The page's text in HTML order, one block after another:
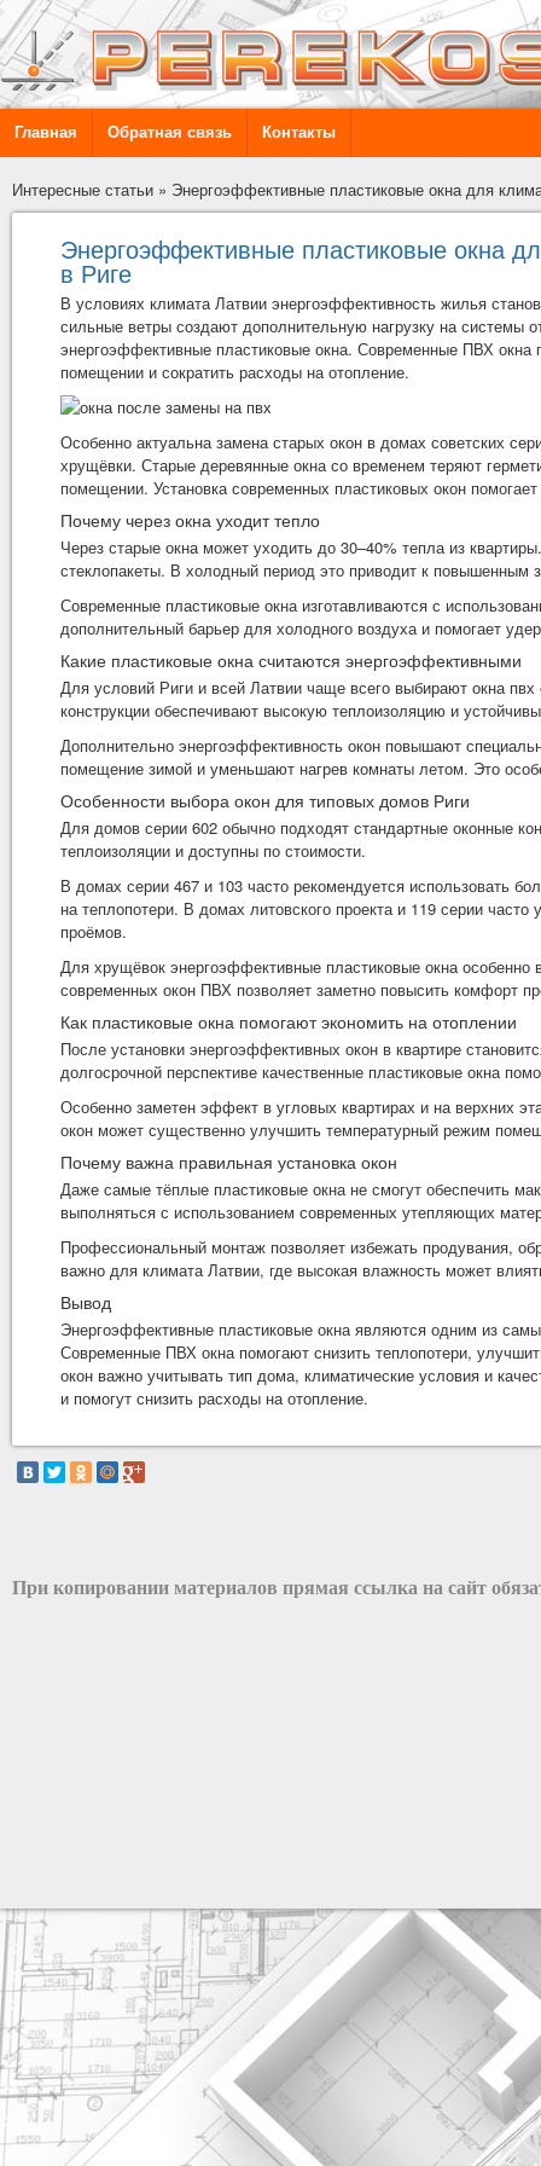
Главная Обратная связь Контакты
Интересные статьи » Энергоэффективные пластиковые окна для
Энергоэффективные пластиковые окна
в Риге
В условиях климата Латвии энергоэффективность жилья
сильные ветры создают дополнительную нагрузку на системы
энергоэффективные пластиковые окна. Современные ПВХ окна
помещении и сократить расходы на отопление.
Особенно актуальна замена старых окон в домах советских
хрущёвки. Старые деревянные окна со временем теряют
помещении. Установка современных пластиковых окон
Почему через окна уходит тепло
Через старые окна может уходить до 30–40% тепла из
стеклопакеты. В холодный период это приводит к
Современные пластиковые окна изготавливаются с
дополнительный барьер для холодного воздуха и помогает
Какие пластиковые окна считаются энергоэффективными
Для условий Риги и всей Латвии чаще всего выбирают окна пвх
конструкции обеспечивают высокую теплоизоляцию и
Дополнительно энергоэффективность окон повышают
помещение зимой и уменьшают нагрев комнаты летом. Это
Особенности выбора окон для типовых домов Риги
Для домов серии 602 обычно подходят стандартные оконные
теплоизоляции и доступны по стоимости.
В домах серии 467 и 103 часто рекомендуется использовать
на теплопотери. В домах литовского проекта и 119 серии
проёмов.
Для хрущёвок энергоэффективные пластиковые окна
современных окон ПВХ позволяет заметно повысить комфорт
Как пластиковые окна помогают экономить на отоплении
После установки энергоэффективных окон в квартире
долгосрочной перспективе качественные пластиковые окна
Особенно заметен эффект в угловых квартирах и на верхних
окон может существенно улучшить температурный режим
Почему важна правильная установка окон
Даже самые тёплые пластиковые окна не смогут обеспечить
выполняться с использованием современных утепляющих
Профессиональный монтаж позволяет избежать продувания,
важно для климата Латвии, где высокая влажность может
Вывод
Энергоэффективные пластиковые окнаявляются одним из
Современные ПВХ окна помогают снизить теплопотери,
окон важно учитывать тип дома, климатические условия и
и помогут снизить расходы на отопление.
При копировании материалов прямая ссылка на сайт